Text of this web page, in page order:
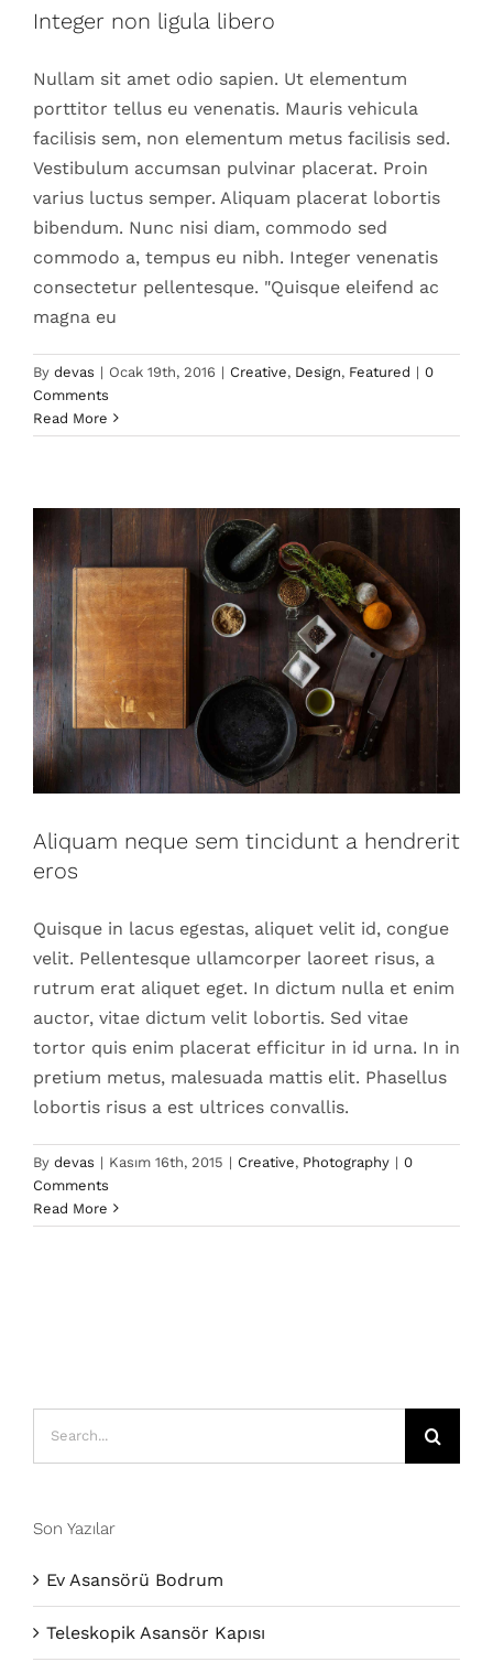
Integer non ligula libero
Nullam sit amet odio sapien. Ut elementum
porttitor tellus eu venenatis. Mauris vehicula
facilisis sem, non elementum metus facilisis sed.
Vestibulum accumsan pulvinar placerat. Proin
varius luctus semper. Aliquam placerat lobortis
bibendum. Nunc nisi diam, commodo sed
commodo a, tempus eu nibh. Integer venenatis
consectetur pellentesque. "Quisque eleifend ac
magna eu
By devas | Ocak 19th, 2016 | Creative, Design, Featured | 0
Comments
Read More
Aliquam neque sem tincidunt a
Aliquam neque sem tincidunt a hendrerit
eros
Quisque in lacus egestas, aliquet velit id, congue
velit. Pellentesque ullamcorper laoreet risus, a
rutrum erat aliquet eget. In dictum nulla et enim
auctor, vitae dictum velit lobortis. Sed vitae
tortor quis enim placerat efficitur in id urna. In in
pretium metus, malesuada mattis elit. Phasellus
lobortis risus a est ultrices convallis.
By devas | Kasım 16th, 2015 | Creative, Photography | 0
Comments
Read More
Son Yazılar
Ev Asansörü Bodrum
Teleskopik Asansör Kapısı